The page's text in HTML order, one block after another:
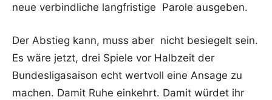
neue verbindliche langfristige Parole ausgeben.
Der Abstieg kann, muss aber nicht besiegelt sein.
Es wäre jetzt, drei Spiele vor Halbzeit der
Bundesligasaison echt wertvoll eine Ansage zu
machen. Damit Ruhe einkehrt. Damit würdet ihr